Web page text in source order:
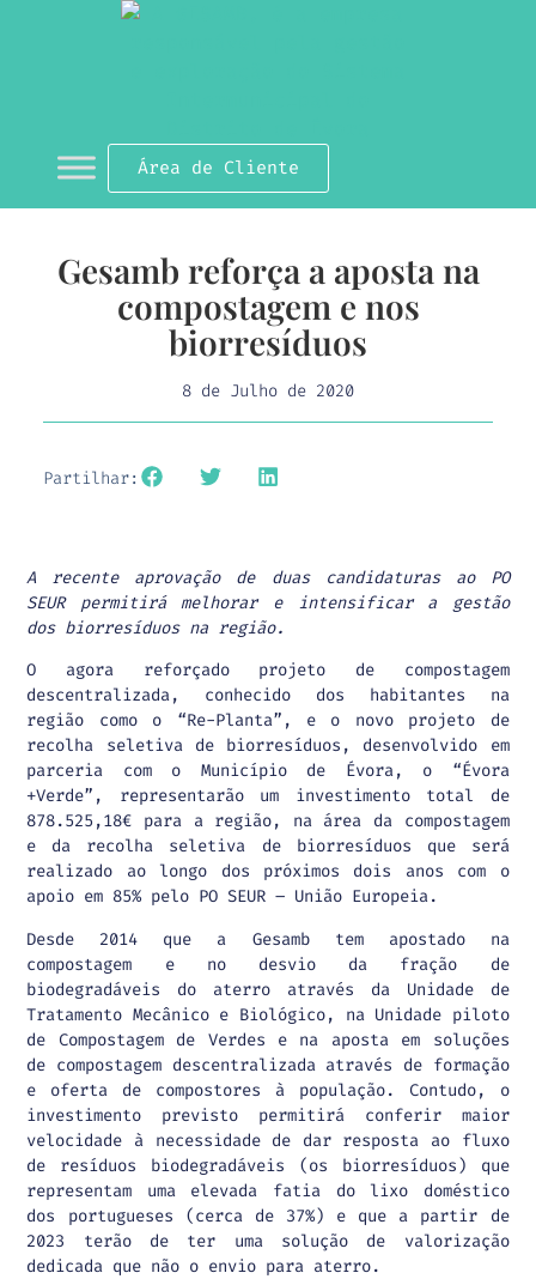
Área de Cliente
Gesamb reforça a aposta na
compostagem e nos
biorresíduos
8 de Julho de 2020
Partilhar:
A recente aprovação de duas candidaturas ao PO
SEUR permitirá melhorar e intensificar a gestão
dos biorresíduos na região.
O agora reforçado projeto de compostagem
descentralizada, conhecido dos habitantes na
região como o “Re-Planta”, e o novo projeto de
recolha seletiva de biorresíduos, desenvolvido em
parceria com o Município de Évora, o “Évora
+Verde”, representarão um investimento total de
878.525,18€ para a região, na área da compostagem
e da recolha seletiva de biorresíduos que será
realizado ao longo dos próximos dois anos com o
apoio em 85% pelo PO SEUR – União Europeia.
Desde 2014 que a Gesamb tem apostado na
compostagem e no desvio da fração de
biodegradáveis do aterro através da Unidade de
Tratamento Mecânico e Biológico, na Unidade piloto
de Compostagem de Verdes e na aposta em soluções
de compostagem descentralizada através de formação
e oferta de compostores à população. Contudo, o
investimento previsto permitirá conferir maior
velocidade à necessidade de dar resposta ao fluxo
de resíduos biodegradáveis (os biorresíduos) que
representam uma elevada fatia do lixo doméstico
dos portugueses (cerca de 37%) e que a partir de
2023 terão de ter uma solução de valorização
dedicada que não o envio para aterro.